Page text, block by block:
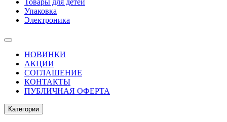
Товары для детей
Упаковка
Электроника
НОВИНКИ
АКЦИИ
СОГЛАШЕНИЕ
КОНТАКТЫ
ПУБЛИЧНАЯ ОФЕРТА
Категории